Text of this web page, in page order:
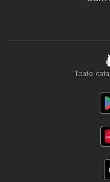
Toate